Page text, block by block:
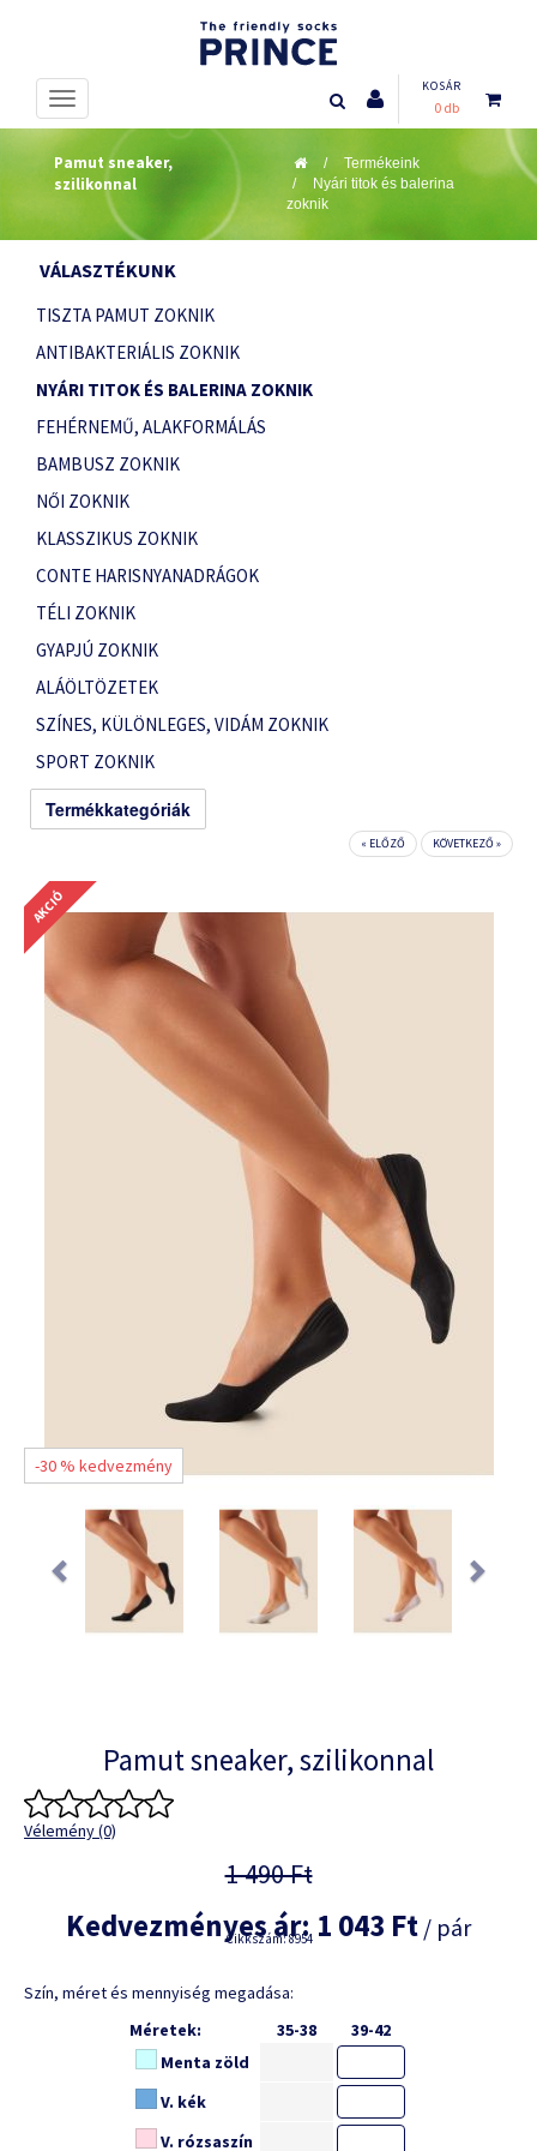
KOSÁR
0 db
Pamut sneaker,
szilikonnal
Termékeink
Nyári titok és balerina
zoknik
VÁLASZTÉKUNK
TISZTA PAMUT ZOKNIK
ANTIBAKTERIÁLIS ZOKNIK
NYÁRI TITOK ÉS BALERINA ZOKNIK
FEHÉRNEMŰ, ALAKFORMÁLÁS
BAMBUSZ ZOKNIK
NŐI ZOKNIK
KLASSZIKUS ZOKNIK
CONTE HARISNYANADRÁGOK
TÉLI ZOKNIK
GYAPJÚ ZOKNIK
ALÁÖLTÖZETEK
SZÍNES, KÜLÖNLEGES, VIDÁM ZOKNIK
SPORT ZOKNIK
Termékkategóriák
« ELŐZŐ KÖVETKEZŐ »
-30 % kedvezmény
AKCIÓ
Previous
Pamut sneaker, szilikonnal
Vélemény (0)
1 490 Ft
Kedvezményes ár:1 043 Ft / pár
Cikkszám: 8954
Szín, méret és mennyiség megadása:
Méretek:
35-38
39-42
Menta zöld
V. kék
V. rózsaszín